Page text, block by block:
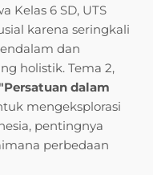
Kelas 6 SD, UTS
karena seringkali
dan
holistik. Tema 2,
dalam
mengeksplorasi
pentingnya
perbedaan